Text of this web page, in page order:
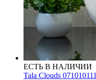
ЕСТЬ В НАЛИЧИИ
Tala Clouds 071010111